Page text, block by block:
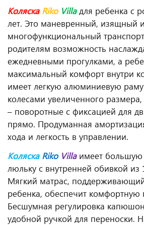
Коляска Riko Villaдля ребенка с
лет. Это маневренный, изящный и
многофункциональный
родителям возможность
ежедневными прогулками, а
максимальный комфорт внутри
имеет легкую алюминиевую
колесами увеличенного
– поворотные с фиксацией для
прямо. Продуманная
хода и легкость в управлении.
Коляска Riko Villa имеет большую
люльку с внутренней обивкой из
Мягкий матрас,
ребенка, обеспечит комфортную
Бесшумная регулировка
удобной ручкой для переноски.